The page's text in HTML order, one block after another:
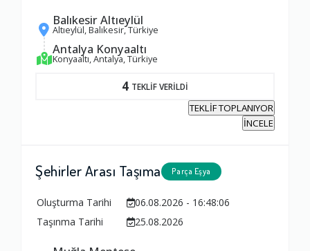
Balıkesir Altıeylül
Altıeylül, Balıkesir, Türkiye
Antalya Konyaaltı
Konyaaltı, Antalya, Türkiye
4 TEKLİF VERİLDİ
TEKLİF TOPLANIYOR
İNCELE
Şehirler Arası Taşıma Parça Eşya
Oluşturma Tarihi
06.08.2026 - 16:48:06
Taşınma Tarihi
25.08.2026